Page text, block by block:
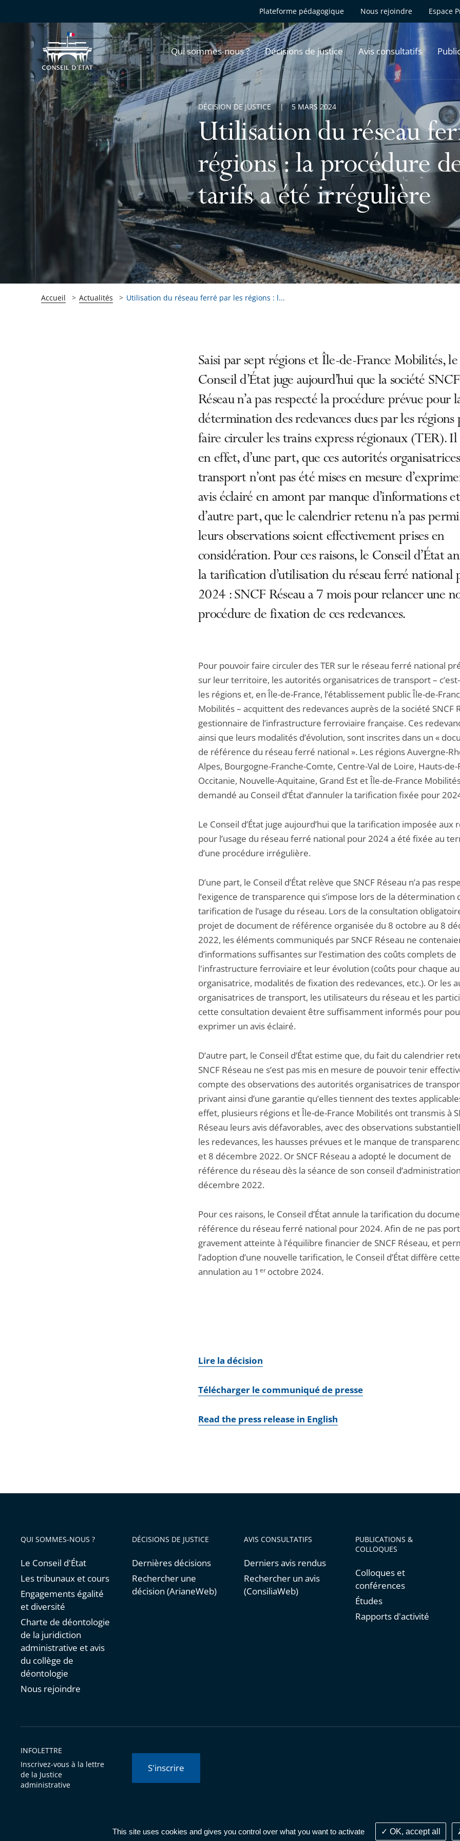
This site uses cookies and gives you control over what you want to activate OK, accept all
Plateforme pédagogique Nous rejoindre Espace
Qui sommes-nous ? Décisions de justice Avis consultatifs
Utilisation du réseau
régions : la procédure
tarifs a été irrégulière
DÉCISION DE JUSTICE 5 MARS 2024
Accueil Actualités Utilisation du réseau ferré par les régions : l...
Saisi par sept régions et Île-de-France Mobilités, le
Conseil d’État juge aujourd’hui que la société SNCF
Réseau n’a pas respecté la procédure prévue pour
détermination des redevances dues par les régions
faire circuler les trains express régionaux (TER). Il
en effet, d’une part, que ces autorités
transport n’ont pas été mises en mesure
avis éclairé en amont par manque d’informations
d’autre part, que le calendrier retenu n’a pas
leurs observations soient effectivement prises en
considération. Pour ces raisons, le Conseil d’État
la tarification d’utilisation du réseau ferré national
2024 : SNCF Réseau a 7 mois pour relancer une
procédure de fixation de ces redevances.
Pour pouvoir faire circuler des TER sur le réseau ferré national
sur leur territoire, les autorités organisatrices de transport –
les régions et, en Île-de-France, l’établissement public Île-de-
Mobilités – acquittent des redevances auprès de la société SNCF
gestionnaire de l’infrastructure ferroviaire française. Ces
ainsi que leurs modalités d’évolution, sont inscrites dans un «
de référence du réseau ferré national ». Les régions Auvergne-
Alpes, Bourgogne-Franche-Comte, Centre-Val de Loire, Hauts-de-
Occitanie, Nouvelle-Aquitaine, Grand Est et Île-de-France
demandé au Conseil d’État d’annuler la tarification fixée pour
Le Conseil d’État juge aujourd’hui que la tarification imposée aux
pour l’usage du réseau ferré national pour 2024 a été fixée au
d’une procédure irrégulière.
D’une part, le Conseil d’État relève que SNCF Réseau n’a pas
l’exigence de transparence qui s’impose lors de la détermination
tarification de l’usage du réseau. Lors de la consultation
projet de document de référence organisée du 8 octobre au 8
2022, les éléments communiqués par SNCF Réseau ne
d’informations suffisantes sur l’estimation des coûts complets de
l'infrastructure ferroviaire et leur évolution (coûts pour chaque
organisatrice, modalités de fixation des redevances, etc.). Or les
organisatrices de transport, les utilisateurs du réseau et les
cette consultation devaient être suffisamment informés pour
exprimer un avis éclairé.
D’autre part, le Conseil d’État estime que, du fait du calendrier
SNCF Réseau ne s’est pas mis en mesure de pouvoir tenir
compte des observations des autorités organisatrices de
privant ainsi d’une garantie qu’elles tiennent des textes
effet, plusieurs régions et Île-de-France Mobilités ont transmis à
Réseau leurs avis défavorables, avec des observations
les redevances, les hausses prévues et le manque de
et 8 décembre 2022. Or SNCF Réseau a adopté le document de
référence du réseau dès la séance de son conseil
décembre 2022.
Pour ces raisons, le Conseil d’État annule la tarification du
référence du réseau ferré national pour 2024. Afin de ne pas
gravement atteinte à l’équilibre financier de SNCF Réseau, et
l’adoption d’une nouvelle tarification, le Conseil d’État diffère cette
annulation au 1 eroctobre 2024.
Lire la décision
Télécharger le communiqué de presse
Read the press release in English
QUI SOMMES-NOUS ?
Le Conseil d'État
Les tribunaux et cours
Engagements égalité
et diversité
Charte de déontologie
de la juridiction
administrative et avis
du collège de
déontologie
Nous rejoindre
DÉCISIONS DE JUSTICE
Dernières décisions
Rechercher une
décision (ArianeWeb)
AVIS CONSULTATIFS
Derniers avis rendus
Rechercher un avis
(ConsiliaWeb)
PUBLICATIONS &
COLLOQUES
Colloques et
conférences
Études
Rapports d'activité
INFOLETTRE
Inscrivez-vous à la lettre
de la Justice
administrative
S'inscrire
Publications administratives-Accessibilité :